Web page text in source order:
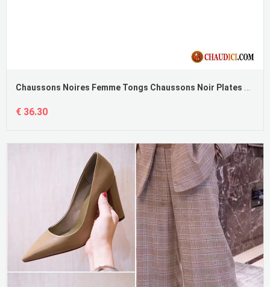
Chaussons Noires Femme Tongs Chaussons Noir Plates Petite Marguerite Rouge
€ 36.30